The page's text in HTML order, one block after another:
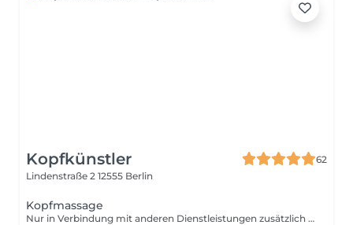
Kopfkünstler
62
Lindenstraße 2 12555 Berlin
Kopfmassage
Nur in Verbindung mit anderen Dienstleistungen zusätzlich buchbar.